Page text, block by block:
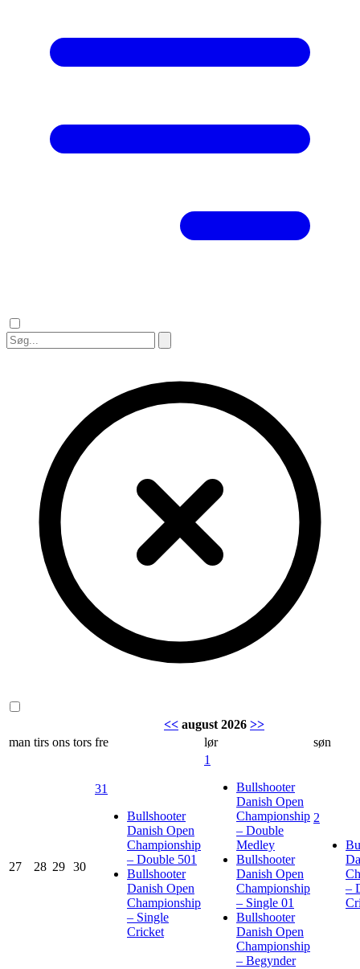
<< august 2026 >>
man tirs ons tors fre lør søn
27 28 29 30
31
Bullshooter
Danish Open
Championship
– Double 501
Bullshooter
Danish Open
Championship
– Single
Cricket
1
Bullshooter
Danish Open
Championship
– Double
Medley
Bullshooter
Danish Open
Championship
– Single 01
Bullshooter
Danish Open
Championship
– Begynder
2
–